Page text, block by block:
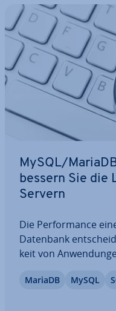
MySQL/
bes­sern Sie die
Servern
Die Per­for­mance
Datenbank
keit von
sour­cen ef­fi­zi­en­ter
MariaDB MySQL